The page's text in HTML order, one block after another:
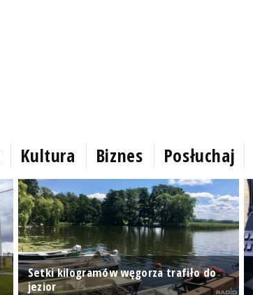
Kultura Biznes Posłuchaj
Setki kilogramów węgorza trafiło do
jezior